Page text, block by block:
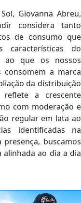
Giovanna Abreu,
considera tanto
de consumo que
características do
ao que os nossos
consomem a marca
da distribuição
a crescente
com moderação e
regular em lata ao
identificadas na
buscamos
ao dia a dia